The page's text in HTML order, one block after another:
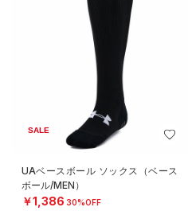
SALE
UAベースボール ソックス（ベース
ボール/MEN）
￥1,386 30%OFF